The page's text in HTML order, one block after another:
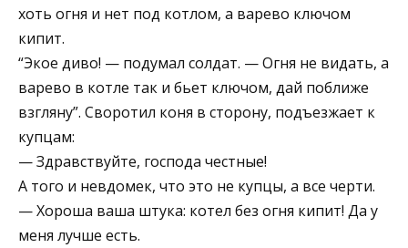
хоть огня и нет под котлом, а варево ключом
кипит.
“Экое диво! — подумал солдат. — Огня не видать, а
варево в котле так и бьет ключом, дай поближе
взгляну”. Своротил коня в сторону, подъезжает к
купцам:
— Здравствуйте, господа честные!
А того и невдомек, что это не купцы, а все черти.
— Хороша ваша штука: котел без огня кипит! Да у
меня лучше есть.